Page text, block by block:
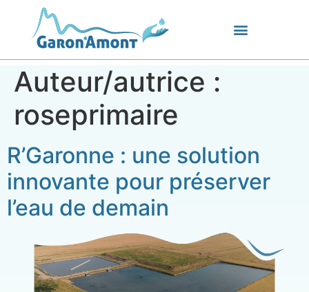
Auteur/autrice :
roseprimaire
R’Garonne : une solution
innovante pour préserver
l’eau de demain